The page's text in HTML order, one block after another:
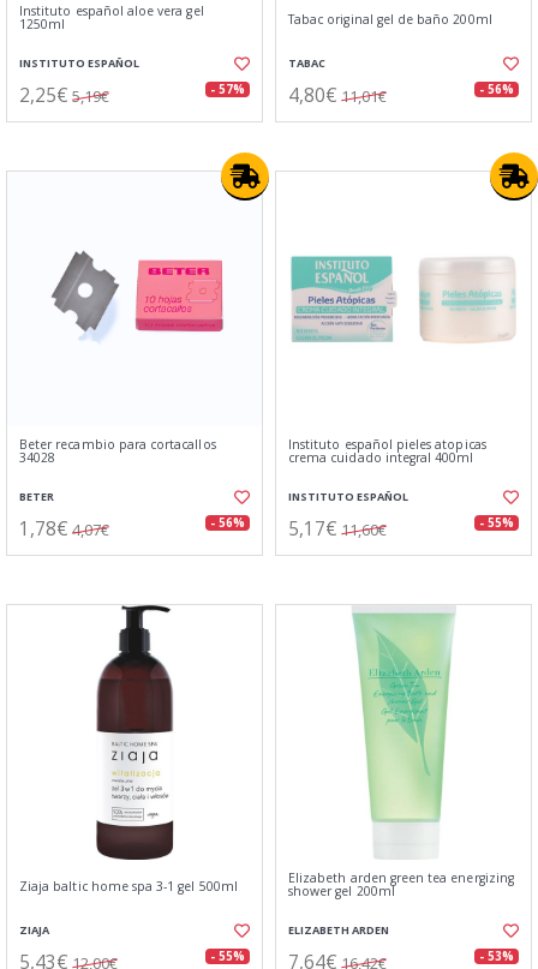
Instituto español aloe vera gel
1250ml
INSTITUTO ESPAÑOL
2,25€ 5,19€ - 57%
Tabac original gel de baño 200ml
TABAC
4,80€ 11,01€ - 56%
Beter recambio para cortacallos
34028
BETER
1,78€ 4,07€ - 56%
Instituto español pieles atopicas
crema cuidado integral 400ml
INSTITUTO ESPAÑOL
5,17€ 11,60€ - 55%
Ziaja baltic home spa 3-1 gel 500ml
ZIAJA
5,43€ 12,00€ - 55%
Elizabeth arden green tea energizing
shower gel 200ml
ELIZABETH ARDEN
7,64€ 16,42€ - 53%